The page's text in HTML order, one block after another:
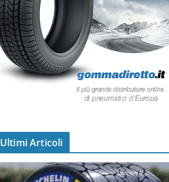
Ultimi Articoli